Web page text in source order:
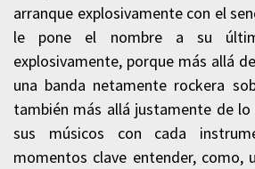
arranque explosivamente con el
le pone el nombre a su
explosivamente, porque más allá
una banda netamente rockera
también más allá justamente de lo
sus músicos con cada
momentos clave entender, como,